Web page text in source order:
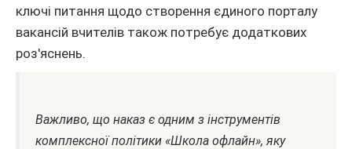
ключі питання щодо створення єдиного порталу
вакансій вчителів також потребує додаткових
роз'яснень.
Важливо, що наказ є одним з інструментів
комплексної політики «Школа офлайн», яку